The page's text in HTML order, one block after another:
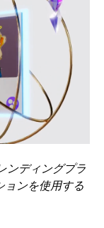
ンディングプラ
ョンを使用する